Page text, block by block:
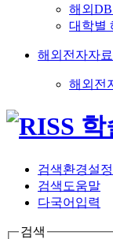
해외
대학별
해외전자자료
해외전
검색환경설정
검색도움말
다국어입력
검색